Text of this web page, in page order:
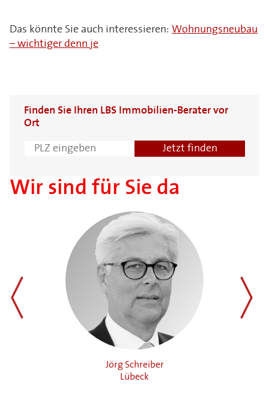
Das könnte Sie auch interessieren: Wohnungsneubau
– wichtiger denn je
Finden Sie Ihren LBS Immobilien-Berater vor
Ort
Wir sind für Sie da
Jörg Schreiber
Lübeck